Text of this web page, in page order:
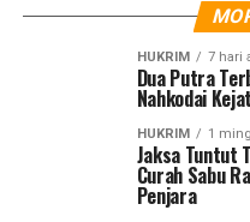
HUKRIM 7 hari
Dua Putra
Nahkodai
HUKRIM 1
Jaksa Tuntut
Curah Sabu
Penjara